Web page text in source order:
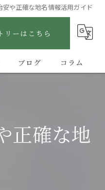
や正確な地名情報活用ガイド
リーはこちら
ブログ コラム
正確な地